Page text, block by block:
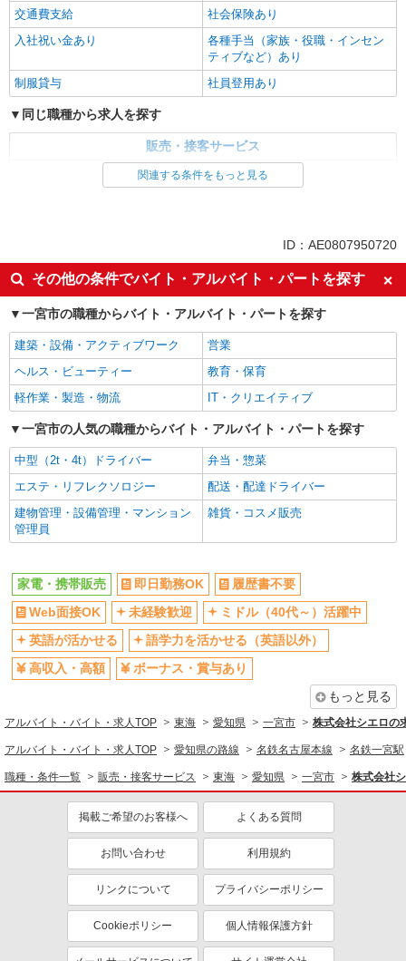
交通費支給
社会保険あり
入社祝い金あり
各種手当（家族・役職・インセン
ティブなど）あり
制服貸与
社員登用あり
同じ職種から求人を探す
販売・接客サービス
英語が活かせる
ボーナス・賞与あり
日払い
車通勤OK
交通費支給
社会保険あり
社員登用あり
関連する条件をもっと見る
ID：AE0807950720
その他の条件でバイト・アルバイト・パートを探す
一宮市の職種からバイト・アルバイト・パートを探す
建築・設備・アクティブワーク
営業
ヘルス・ビューティー
教育・保育
軽作業・製造・物流
IT・クリエイティブ
一宮市の人気の職種からバイト・アルバイト・パートを探す
中型（2t・4t）ドライバー
弁当・惣菜
エステ・リフレクソロジー
配送・配達ドライバー
建物管理・設備管理・マンション
管理員
雑貨・コスメ販売
家電・携帯販売 即日勤務OK
履歴書不要
Web面接OK
未経験歓迎
ミドル（40代～）活躍中
英語が活かせる
語学力を活かせる（英語以外）
高収入・高額
ボーナス・賞与あり
もっと見る
アルバイト・バイト・求人TOP 東海 愛知県 一宮市 株式会社シエロの
アルバイト・バイト・求人TOP 愛知県の路線 名鉄名古屋本線 名鉄一宮駅
職種・条件一覧 販売・接客サービス 東海 愛知県 一宮市 株式会社
掲載ご希望のお客様へ よくある質問
お問い合わせ 利用規約
リンクについて プライバシーポリシー
Cookieポリシー 個人情報保護方針